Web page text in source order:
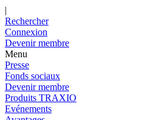
|
Rechercher
Connexion
Devenir membre
Menu
Presse
Fonds sociaux
Devenir membre
Produits TRAXIO
Evénements